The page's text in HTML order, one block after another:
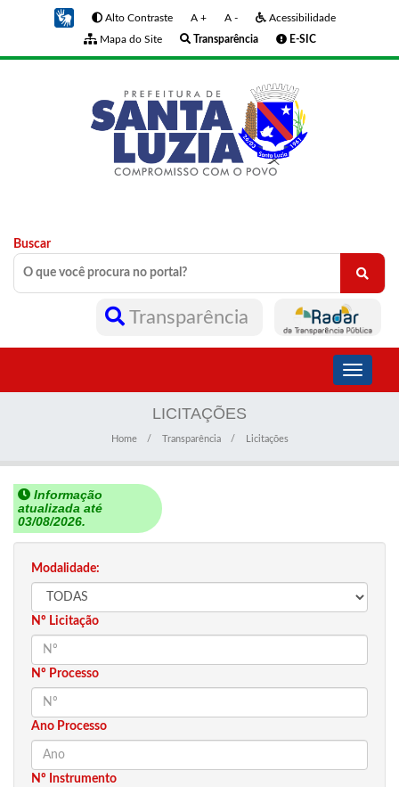
Alto Contraste A + A -
Acessibilidade
Mapa do Site
Transparência E-SIC
Buscar
Transparência
Toggle
LICITAÇÕES
Home Transparência Licitações
Informação
atualizada até
03/08/2026.
Modalidade:
Nº Licitação
Nº Processo
Ano Processo
Nº Instrumento